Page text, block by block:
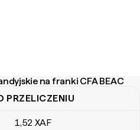
na franki CFA BEAC
na franki CFA BEAC
PRZELICZENIU
1,52 XAF